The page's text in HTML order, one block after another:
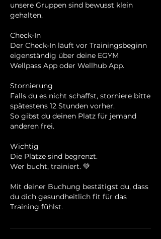
unsere Gruppen sind bewusst klein
gehalten.
Check-In
Der Check-In läuft vor Trainingsbeginn
eigenständig über deine EGYM
Wellpass App oder Wellhub App.
Stornierung
Falls du es nicht schaffst, storniere bitte
spätestens 12 Stunden vorher.
So gibst du deinen Platz für jemand
anderen frei.
Wichtig
Die Plätze sind begrenzt.
Wer bucht, trainiert. 💚
Mit deiner Buchung bestätigst du, dass
du dich gesundheitlich fit für das
Training fühlst.